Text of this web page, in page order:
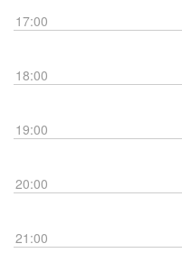
17:00
18:00
19:00
20:00
21:00